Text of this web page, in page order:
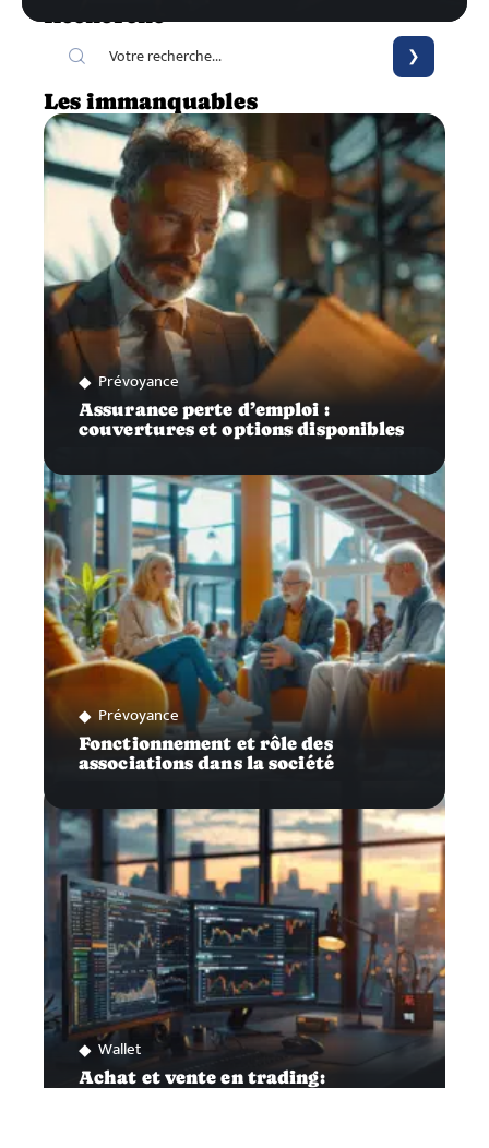
Recherche
Les immanquables
Prévoyance
Assurance perte d’emploi :
couvertures et options disponibles
Prévoyance
Fonctionnement et rôle des
associations dans la société
Wallet
Achat et vente en trading: